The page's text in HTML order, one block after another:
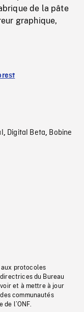
de la pâte
graphique,
, Digital Beta, Bobine
aux protocoles
du Bureau
et à mettre à jour
communautés
l’ONF.